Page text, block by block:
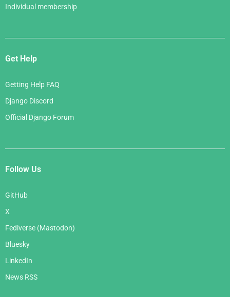
Individual membership
Get Help
Getting Help FAQ
Django Discord
Official Django Forum
Follow Us
GitHub
X
Fediverse (Mastodon)
Bluesky
LinkedIn
News RSS